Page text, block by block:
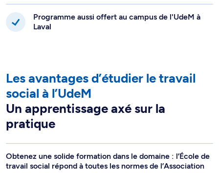
Programme aussi offert au campus de l'UdeM à
Laval
Les avantages d’étudier le travail
social à l’UdeM
Un apprentissage axé sur la
pratique
Obtenez une solide formation dans le domaine : l’École de
travail social répond à toutes les normes de l’Association